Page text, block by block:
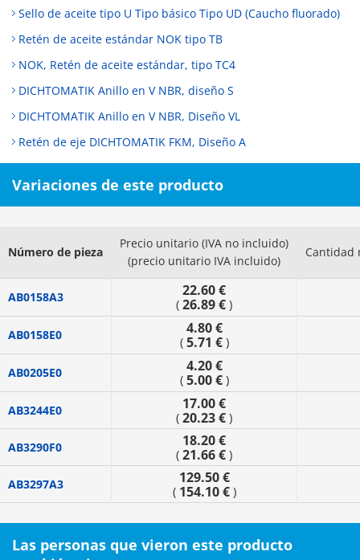
Sello de aceite tipo U Tipo básico Tipo UD (Caucho fluorado)
Retén de aceite estándar NOK tipo TB
NOK, Retén de aceite estándar, tipo TC4
DICHTOMATIK Anillo en V NBR, diseño S
DICHTOMATIK Anillo en V NBR, Diseño VL
Retén de eje DICHTOMATIK FKM, Diseño A
Variaciones de este producto
Número de pieza
Precio unitario (IVA no incluido)
(precio unitario IVA incluido)
Cantidad
AB0158A3 22.60 €
( 26.89 € )
AB0158E0 4.80 €
( 5.71 €)
AB0205E0 4.20 €
( 5.00 €)
AB3244E0 17.00 €
( 20.23 € )
AB3290F0 18.20 €
( 21.66 € )
AB3297A3 129.50 €
( 154.10 €)
Las personas que vieron este producto